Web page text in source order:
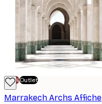
-70%Outlet
Marrakech Archs Affiche